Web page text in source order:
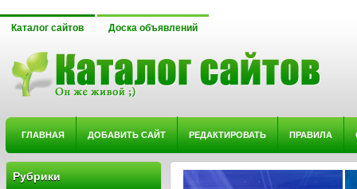
Каталог сайтов Доска объявлений
ГЛАВНАЯ ДОБАВИТЬ САЙТ РЕДАКТИРОВАТЬ ПРАВИЛА
Рубрики